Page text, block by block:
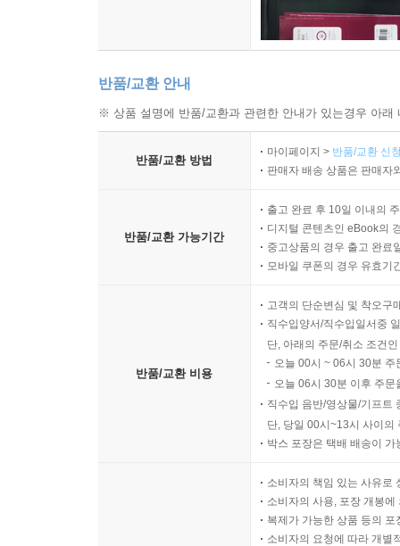
반품/교환 안내
※ 상품 설명에 반품/교환과 관련한 안내가 있는경우 아
반품/교환 방법
마이페이지 > 반품/교환 신
판매자 배송 상품은 판매자
반품/교환 가능기간
출고 완료 후 10일 이내의
디지털 콘텐츠인 eBook의
중고상품의 경우 출고 완료
모바일 쿠폰의 경우 유효기
반품/교환 비용
고객의 단순변심 및 착오구
직수입양서/직수입일서중
단, 아래의 주문/취소 조건
오늘 00시 ~ 06시 30분
오늘 06시 30분 이후 주
직수입 음반/영상물/기프트
단, 당일 00시~13시 사이의
박스 포장은 택배 배송이
소비자의 책임 있는 사유로
소비자의 사용, 포장 개봉
복제가 가능한 상품 등의
소비자의 요청에 따라 개별